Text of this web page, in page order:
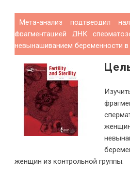
Мета-анализ подтвердил
фрагментацией ДНК
невынашиванием беременности в
женщин из контрольной группы.